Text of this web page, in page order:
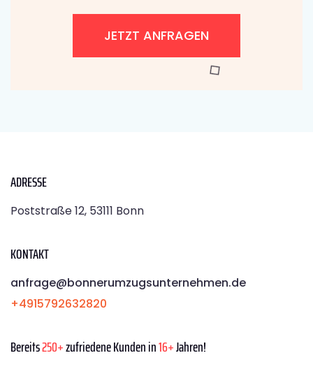
JETZT ANFRAGEN
ADRESSE
Poststraße 12, 53111 Bonn
KONTAKT
anfrage@bonnerumzugsunternehmen.de
+4915792632820
Bereits250+zufriedene Kunden in16+Jahren!